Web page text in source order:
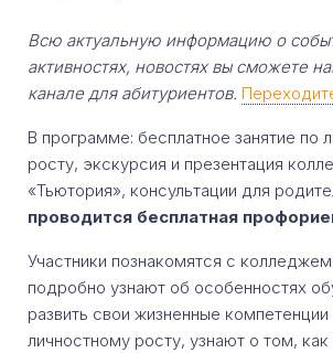
Всю актуальную информацию о
активностях, новостях вы сможете
канале для абитуриентов.
В программе: бесплатное занятие по
росту, экскурсия и презентация
«Тьютория», консультации для
проводится бесплатная
Участники познакомятся с
подробно узнают об особенностях
развить свои жизненные компетенции
личностному росту, узнают о том, как